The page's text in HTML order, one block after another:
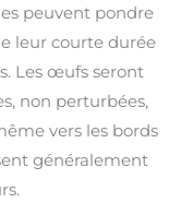
peuvent pondre
leur courte durée
Les œufs seront
non perturbées,
vers les bords
généralement